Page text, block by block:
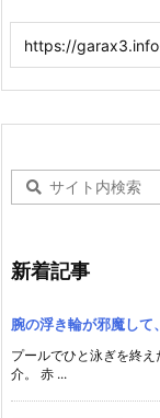
新着記事
腕の浮き輪が邪魔して
プールでひと泳ぎを終
介。 赤 ...